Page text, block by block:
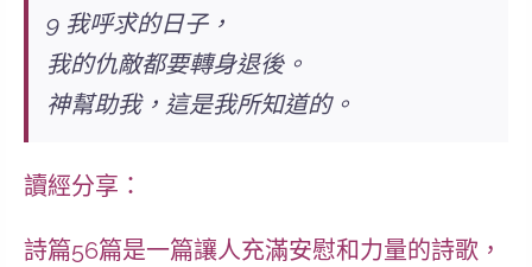
9 我呼求的日子，
我的仇敵都要轉身退後。
神幫助我，這是我所知道的。
讀經分享：
詩篇56篇是一篇讓人充滿安慰和力量的詩歌，